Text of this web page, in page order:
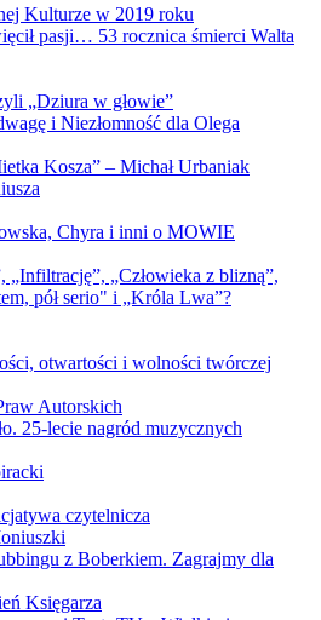
Kulturze w 2019 roku
pasji… 53 rocznica śmierci Walta
„Dziura w głowie”
i Niezłomność dla Olega
Kosza” – Michał Urbaniak
Chyra i inni o MOWIE
„Infiltrację”, „Człowieka z blizną”,
pół serio" i „Króla Lwa”?
otwartości i wolności twórczej
Autorskich
25-lecie nagród muzycznych
czytelnicza
z Boberkiem. Zagrajmy dla
Księgarza